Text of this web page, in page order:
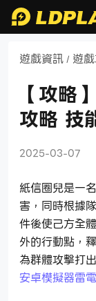
遊戲資訊 / 遊
【攻略
攻略 技
2025-03-07
紙信圈兒是一
害，同時根據
件後使己方全
外的行動點，
為群體攻擊打
安卓模擬器雷